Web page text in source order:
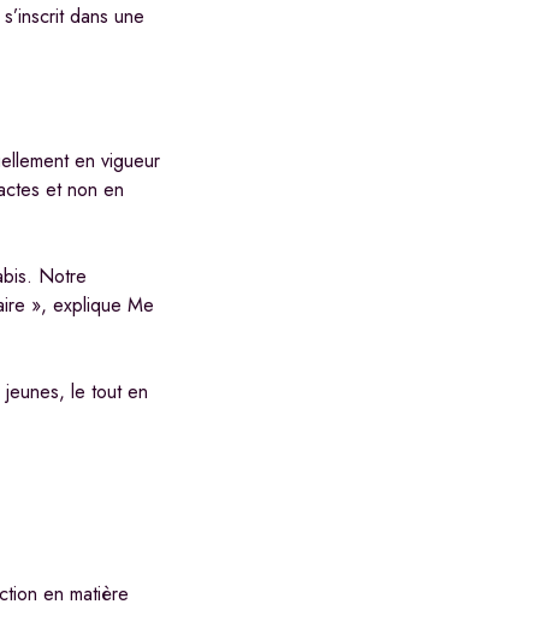
dans une
en vigueur
et non en
Notre
», explique Me
le tout en
en matière